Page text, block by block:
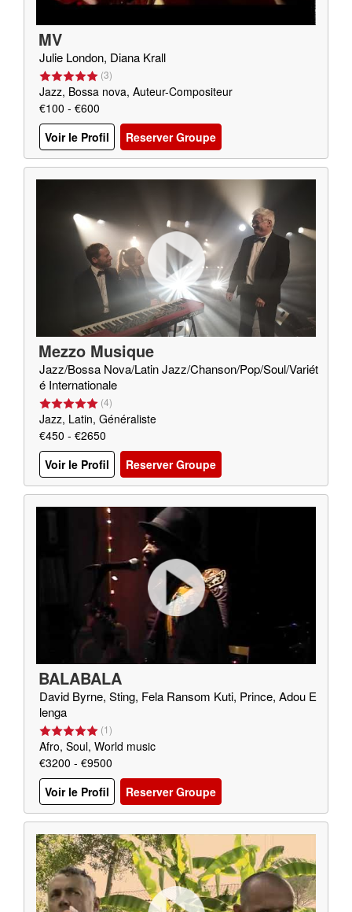
MV
Julie London, Diana Krall
(3)
Jazz, Bossa nova, Auteur-Compositeur
€100 - €600
Voir le Profil
Reserver Groupe
Mezzo Musique
Jazz/Bossa Nova/Latin Jazz/Chanson/Pop/Soul/Variét
é Internationale
(4)
Jazz, Latin, Généraliste
€450 - €2650
Voir le Profil
Reserver Groupe
BALABALA
David Byrne, Sting, Fela Ransom Kuti, Prince, Adou E
lenga
(1)
Afro, Soul, World music
€3200 - €9500
Voir le Profil
Reserver Groupe